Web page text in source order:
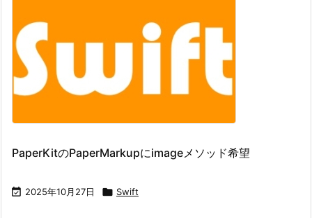
PaperKitのPaperMarkupにimageメソッド希望
 2025年10月27日  Swift